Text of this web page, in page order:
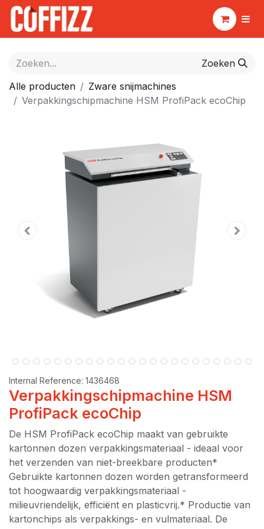
Zoeken
Alle producten
Zware snijmachines
Verpakkingschipmachine HSM ProfiPack ecoChip
Internal Reference: 1436468
Verpakkingschipmachine HSM
ProfiPack ecoChip
De HSM ProfiPack ecoChip maakt van gebruikte
kartonnen dozen verpakkingsmateriaal - ideaal voor
het verzenden van niet-breekbare producten*
Gebruikte kartonnen dozen worden getransformeerd
tot hoogwaardig verpakkingsmateriaal -
milieuvriendelijk, efficiënt en plasticvrij.* Productie van
kartonchips als verpakkings- en vulmateriaal. De